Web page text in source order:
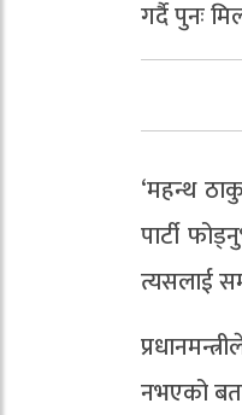
गर्दै पुनः
‘महन्थ
पार्टी
त्यसलाई
नभएको